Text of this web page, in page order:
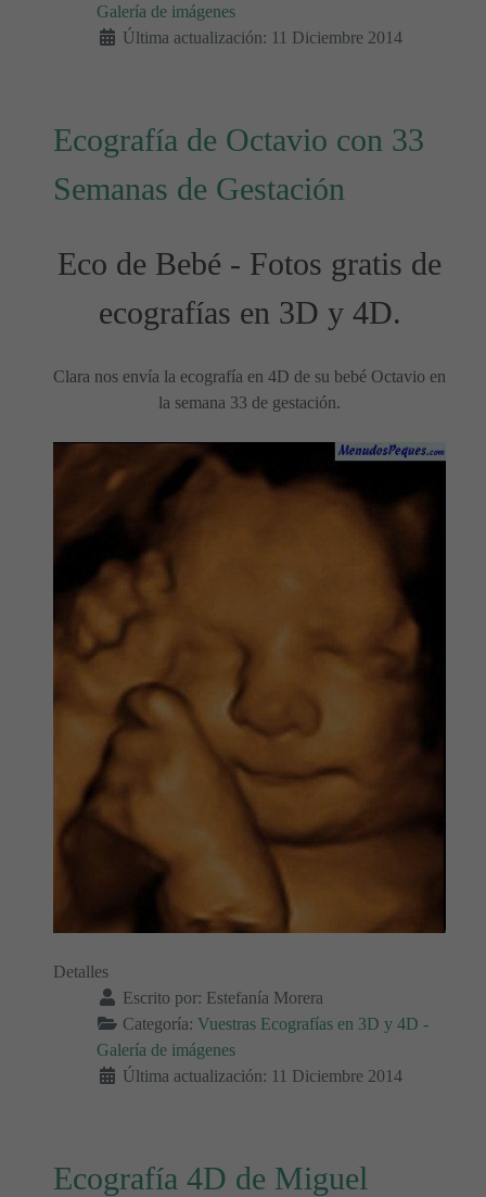
Galería de imágenes
Última actualización: 11 Diciembre 2014
Ecografía de Octavio con 33
Semanas de Gestación
Eco de Bebé - Fotos gratis de
ecografías en 3D y 4D.
Clara nos envía la ecografía en 4D de su bebé Octavio en
la semana 33 de gestación.
Detalles
Escrito por: Estefanía Morera
Categoría: Vuestras Ecografías en 3D y 4D -
Galería de imágenes
Última actualización: 11 Diciembre 2014
Ecografía 4D de Miguel